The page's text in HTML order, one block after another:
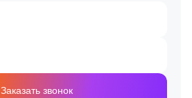
Заказать звонок